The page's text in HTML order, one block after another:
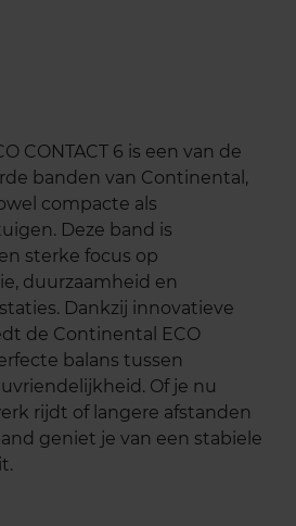
CONTACT 6 is een van de
banden van Continental,
compacte als
Deze band is
sterke focus op
duurzaamheid en
Dankzij innovatieve
de Continental ECO
balans tussen
Of je nu
rijdt of langere afstanden
geniet je van een stabiele